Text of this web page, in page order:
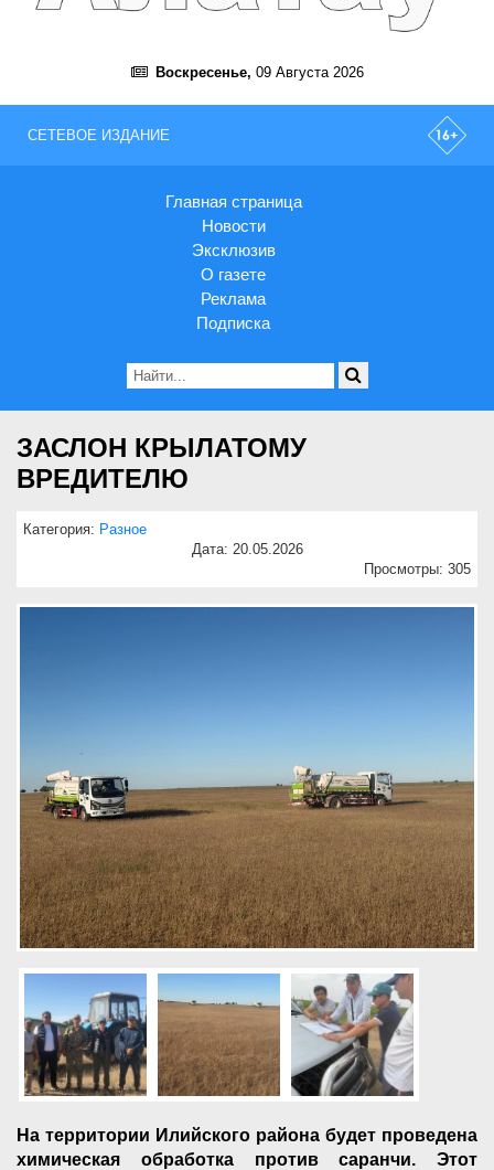
Воскресенье, 09 Августа 2026
СЕТЕВОЕ ИЗДАНИЕ
Главная страница
Новости
Эксклюзив
О газете
Реклама
Подписка
ЗАСЛОН КРЫЛАТОМУ
ВРЕДИТЕЛЮ
Категория: Разное
Дата: 20.05.2026
Просмотры: 305
На территории Илийского района будет проведена
химическая обработка против саранчи. Этот